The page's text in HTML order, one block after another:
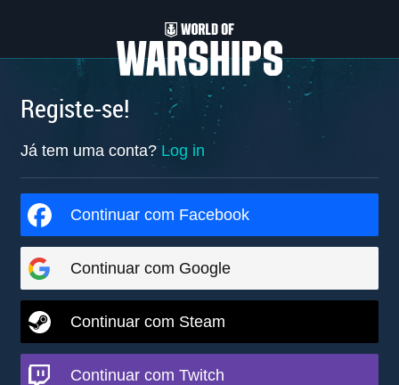
Registe-se!
Já tem uma conta? Log in
Continuar com Facebook
Continuar com Google
Continuar com Steam
Continuar com Twitch